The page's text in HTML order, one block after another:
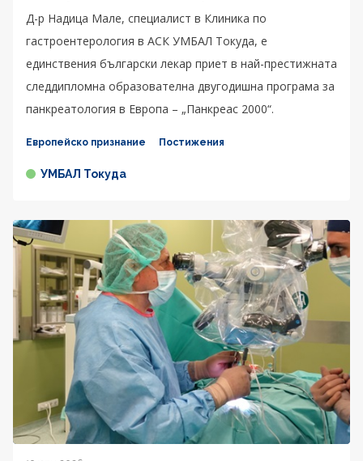
Д-р Надица Мале, специалист в Клиника по
гастроентерология в АСК УМБАЛ Токуда, е
единствения български лекар приет в най-престижната
следдипломна образователна двугодишна програма за
панкреатология в Европа – „Панкреас 2000“.
Европейско признание Постижения
УМБАЛ Токуда